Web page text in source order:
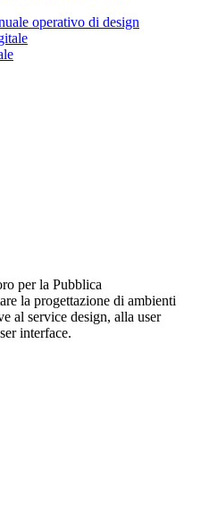
operativo di design
per la Pubblica
la progettazione di ambienti
al service design, alla user
interface.